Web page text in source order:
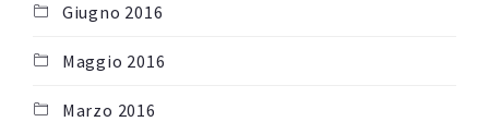
Giugno 2016
Maggio 2016
Marzo 2016